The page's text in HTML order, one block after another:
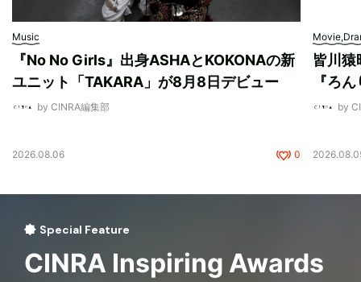
Music
『No No Girls』出身ASHAとKOKONAの新
ユニット「TAKARA」が8月8日デビュー
by CINRA編集部
2026.08.06 0
皆川猿
『ろ
by
Special Feature
CINRA Inspiring Awards